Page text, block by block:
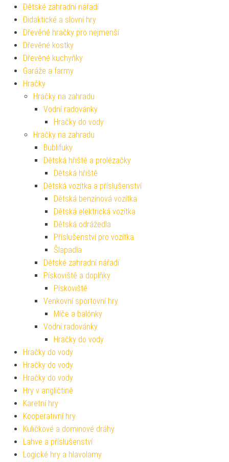
Dětské zahradní nářadí
Didaktické a slovní hry
Dřevěné hračky pro nejmenší
Dřevěné kostky
Dřevěné kuchyňky
Garáže a farmy
Hračky
Hračky na zahradu
Vodní radovánky
Hračky do vody
Hračky na zahradu
Bublifuky
Dětská hřiště a prolézačky
Dětská hřiště
Dětská vozítka a příslušenství
Dětská benzínová vozítka
Dětská elektrická vozítka
Dětská odrážedla
Příslušenství pro vozítka
Šlapadla
Dětské zahradní nářadí
Pískoviště a doplňky
Pískoviště
Venkovní sportovní hry
Míče a balónky
Vodní radovánky
Hračky do vody
Hračky do vody
Hračky do vody
Hračky do vody
Hry v angličtině
Karetní hry
Kooperativní hry
Kuličkové a dominové dráhy
Lahve a příslušenství
Logické hry a hlavolamy